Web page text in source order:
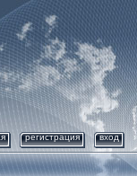
регистрация вход